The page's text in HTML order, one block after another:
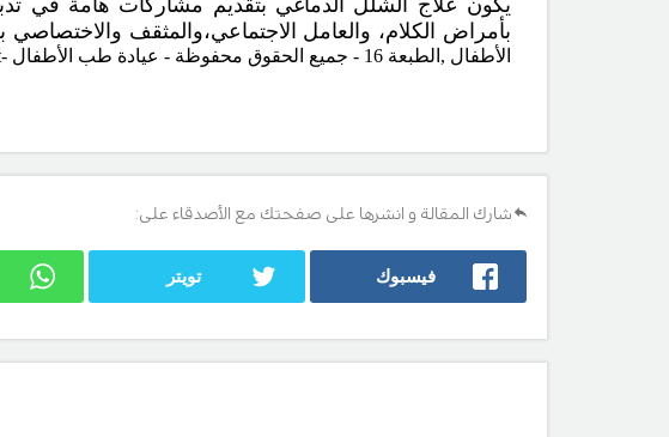
يكون علاج الشلل الدماغي بتقديم مشاركات هامة في
بأمراض الكلام، والعامل الاجتماعي،والمثقف
الأطفال ,الطبعة 16 - جميع الحقوق محفوظة - عيادة طب الأطفال -
شارك المقالة و انشرها على صفحتك مع الأصدقاء على:
فيسبوك تويتر